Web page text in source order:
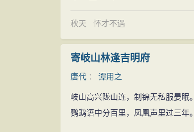
秋天 怀才不遇
寄岐山林逢吉明府
唐代 ： 谭用之
岐山高兴陇山连，制锦无私服晏眠。
鹦鹉语中分百里，凤凰声里过三年。